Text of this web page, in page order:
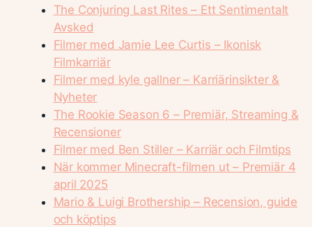
The Conjuring Last Rites – Ett Sentimentalt
Avsked
Filmer med Jamie Lee Curtis – Ikonisk
Filmkarriär
Filmer med kyle gallner – Karriärinsikter &
Nyheter
The Rookie Season 6 – Premiär, Streaming &
Recensioner
Filmer med Ben Stiller – Karriär och Filmtips
När kommer Minecraft-filmen ut – Premiär 4
april 2025
Mario & Luigi Brothership – Recension, guide
och köptips